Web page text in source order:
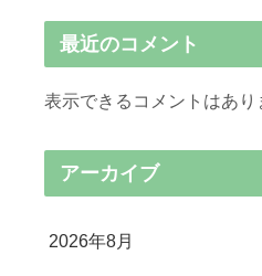
最近のコメント
表示できるコメントはあり
アーカイブ
2026年8月